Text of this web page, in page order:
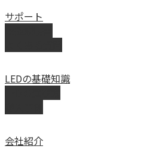
サポート
LEDの基礎知識
会社紹介